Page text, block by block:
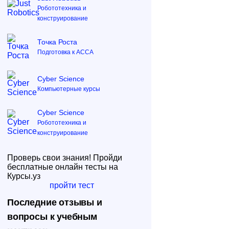
Робототехника и
конструирование
Точка Роста
Подготовка к ACCA
Cyber Science
Компьютерные курсы
Cyber Science
Робототехника и
конструирование
Проверь свои знания! Пройди
бесплатные онлайн тесты на
Курсы.уз
пройти тест
Последние отзывы и
вопросы к учебным